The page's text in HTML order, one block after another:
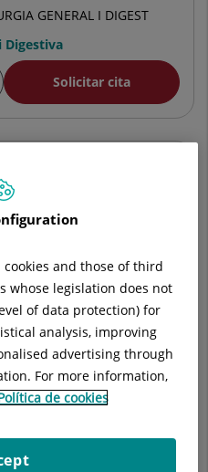
GENERAL I DIGEST
Digestiva
Solicitar cita
Hernández González
CIR. GENERAL I
Solicitar cita
Llanos
CIR. GENERAL I
and those of third
whose legislation does not
of data protection) for
analysis, improving
advertising through
For more information,
Política de cookies